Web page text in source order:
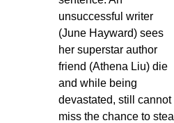
unsuccessful writer
(June Hayward) sees
her superstar author
friend (Athena Liu) die
and while being
devastated, still cannot
miss the chance to steal